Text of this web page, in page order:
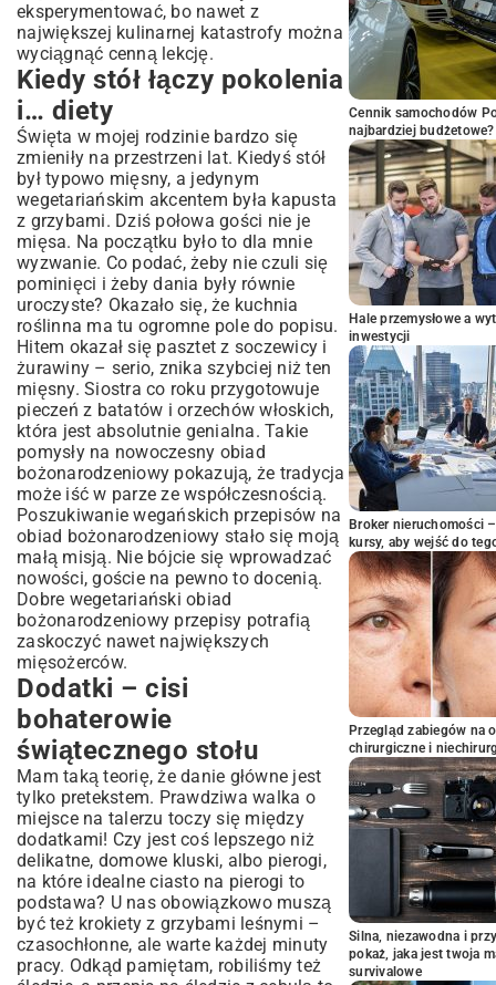
eksperymentować, bo nawet z
największej kulinarnej katastrofy można
wyciągnąć cenną lekcję.
Kiedy stół łączy pokolenia
i… diety
Święta w mojej rodzinie bardzo się
zmieniły na przestrzeni lat. Kiedyś stół
był typowo mięsny, a jedynym
wegetariańskim akcentem była kapusta
z grzybami. Dziś połowa gości nie je
mięsa. Na początku było to dla mnie
wyzwanie. Co podać, żeby nie czuli się
pominięci i żeby dania były równie
uroczyste? Okazało się, że kuchnia
roślinna ma tu ogromne pole do popisu.
Hitem okazał się pasztet z soczewicy i
żurawiny – serio, znika szybciej niż ten
mięsny. Siostra co roku przygotowuje
pieczeń z batatów i orzechów włoskich,
która jest absolutnie genialna. Takie
pomysły na nowoczesny obiad
bożonarodzeniowy pokazują, że tradycja
może iść w parze ze współczesnością.
Poszukiwanie wegańskich przepisów na
obiad bożonarodzeniowy stało się moją
małą misją. Nie bójcie się wprowadzać
nowości, goście na pewno to docenią.
Dobre wegetariański obiad
bożonarodzeniowy przepisy potrafią
zaskoczyć nawet największych
mięsożerców.
Dodatki – cisi
bohaterowie
świątecznego stołu
Mam taką teorię, że danie główne jest
tylko pretekstem. Prawdziwa walka o
miejsce na talerzu toczy się między
dodatkami! Czy jest coś lepszego niż
delikatne, domowe kluski, albo pierogi,
na które idealne ciasto na pierogi to
podstawa? U nas obowiązkowo muszą
być też krokiety z grzybami leśnymi –
czasochłonne, ale warte każdej minuty
pracy. Odkąd pamiętam, robiliśmy też
Cennik samochodów
najbardziej budżetowe?
Hale przemysłowe a
inwestycji
Broker nieruchomości
kursy, aby wejść do
Przegląd zabiegów na
chirurgiczne i
Silna, niezawodna i
pokaż, jaka jest twoja
survivalowe